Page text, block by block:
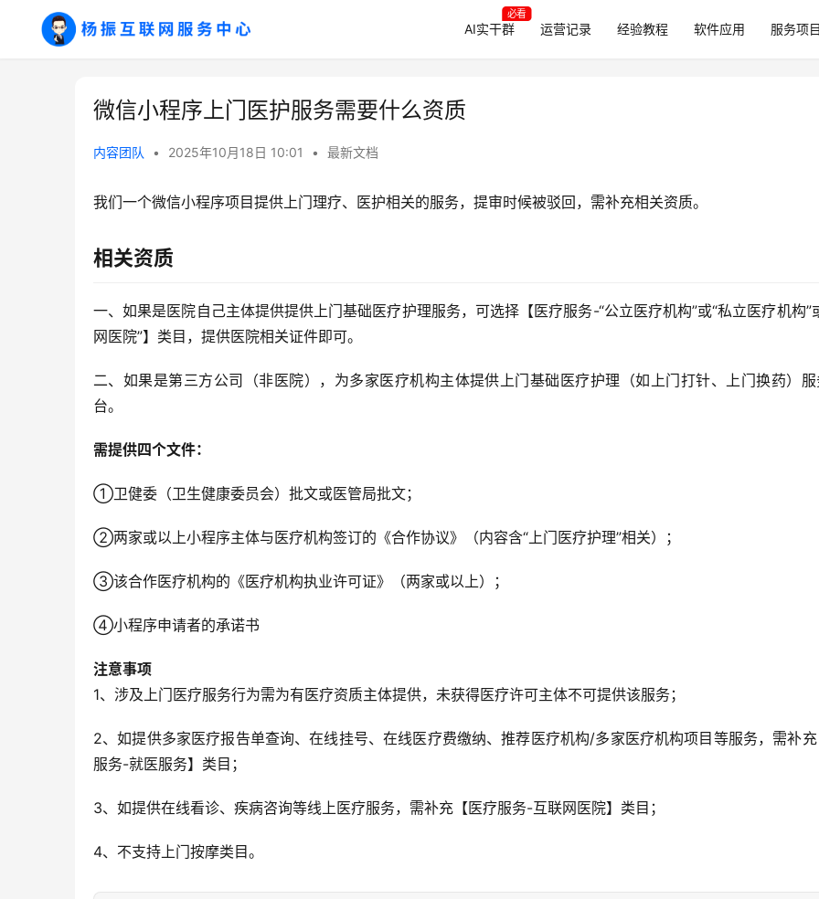
AI实干群
必看
运营记录 经验教程 软件应用 服务项
微信小程序上门医护服务需要什么资质
内容团队 • 2025年10月18日 10:01 • 最新文档
我们一个微信小程序项目提供上门理疗、医护相关的服务，提审时候被驳回，需补充相关资质。
相关资质
一、如果是医院自己主体提供提供上门基础医疗护理服务，可选择【医疗服务-“公立医疗机构”或“私立医疗机构”
网医院”】类目，提供医院相关证件即可。
二、如果是第三方公司（非医院），为多家医疗机构主体提供上门基础医疗护理（如上门打针、上门换药）
台。
需提供四个文件：
①卫健委（卫生健康委员会）批文或医管局批文；
②两家或以上小程序主体与医疗机构签订的《合作协议》（内容含“上门医疗护理”相关）；
③该合作医疗机构的《医疗机构执业许可证》（两家或以上）；
④小程序申请者的承诺书
注意事项
1、涉及上门医疗服务行为需为有医疗资质主体提供，未获得医疗许可主体不可提供该服务；
2、如提供多家医疗报告单查询、在线挂号、在线医疗费缴纳、推荐医疗机构/多家医疗机构项目等服务，需补
服务-就医服务】类目；
3、如提供在线看诊、疾病咨询等线上医疗服务，需补充【医疗服务-互联网医院】类目；
4、不支持上门按摩类目。